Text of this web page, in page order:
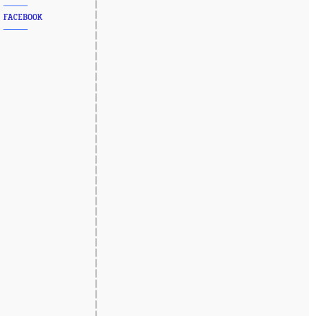
FACEBOOK